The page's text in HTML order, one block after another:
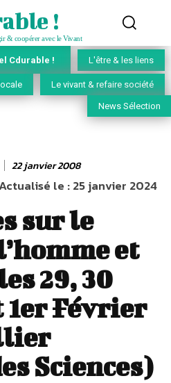
!
& coopérer avec le Vivant
Cdurable ! L'être & les liens
Le vivant & refaire société
News Sélection
22 janvier 2008
le :25 janvier 2024
sur le
et
29, 30
Février
Sciences)